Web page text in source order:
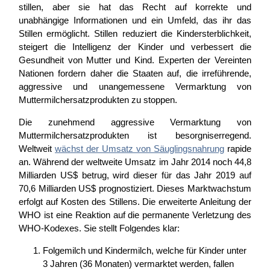
stillen, aber sie hat das Recht auf korrekte und
unabhängige Informationen und ein Umfeld, das ihr das
Stillen ermöglicht. Stillen reduziert die Kindersterblichkeit,
steigert die Intelligenz der Kinder und verbessert die
Gesundheit von Mutter und Kind. Experten der Vereinten
Nationen fordern daher die Staaten auf, die irreführende,
aggressive und unangemessene Vermarktung von
Muttermilchersatzprodukten zu stoppen.
Die zunehmend aggressive Vermarktung von
Muttermilchersatzprodukten ist besorgniserregend.
Weltweitwächst der Umsatz von Säuglingsnahrungrapide
an. Während der weltweite Umsatz im Jahr 2014 noch 44,8
Milliarden US$ betrug, wird dieser für das Jahr 2019 auf
70,6 Milliarden US$ prognostiziert. Dieses Marktwachstum
erfolgt auf Kosten des Stillens. Die erweiterte Anleitung der
WHO ist eine Reaktion auf die permanente Verletzung des
WHO-Kodexes. Sie stellt Folgendes klar:
Folgemilch und Kindermilch, welche für Kinder unter
3 Jahren (36 Monaten) vermarktet werden, fallen